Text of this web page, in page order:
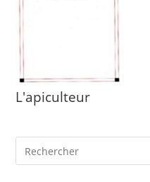
L'apiculteur